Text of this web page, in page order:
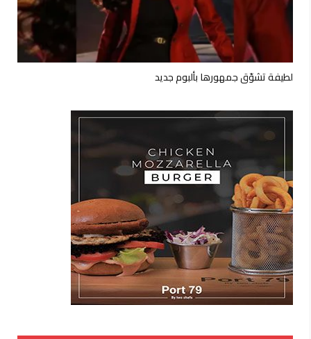
لطيفة تشوّق جمهورها بألبوم جديد